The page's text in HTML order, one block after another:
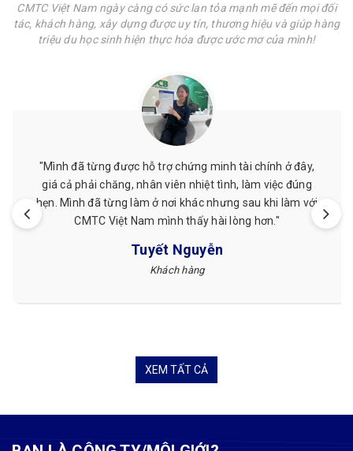
CMTC Việt Nam ngày càng có sức lan tỏa mạnh mẽ đến mọi đối
tác, khách hàng, xây dựng được uy tín, thương hiệu và giúp hàng
triệu du học sinh hiện thực hóa được ước mơ của mình!
"Tôi đã sử dụng dịch vụ tư vấn chứng minh tài chính
doanh nghiệp của CMTC Việt Nam và rất hài lòng. Tư
vấn rất chi tiết, thực tế, dịch vụ hỗ trợ tại ngân hàng
nhanh gọn. Các bạn làm việc rất chuyên nghiệp. Tôi rất
dịch vụ này."
XEM TẤT CẢ